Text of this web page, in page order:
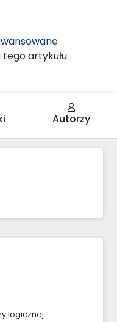
tego artykułu.
Autorzy
logicznej: